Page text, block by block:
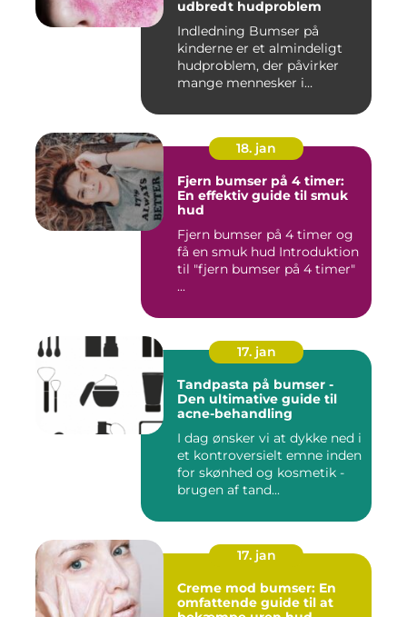
udbredt hudproblem
Indledning Bumser på
kinderne er et almindeligt
hudproblem, der påvirker
mange mennesker i
18. jan
Fjern bumser på 4 timer:
En effektiv guide til smuk
hud
Fjern bumser på 4 timer og
få en smuk hud Introduktion
til "fjern bumser på 4 timer"
...
17. jan
Tandpasta på bumser -
Den ultimative guide til
acne-behandling
I dag ønsker vi at dykke ned i
et kontroversielt emne inden
for skønhed og kosmetik -
brugen af tand...
17. jan
Creme mod bumser: En
omfattende guide til at